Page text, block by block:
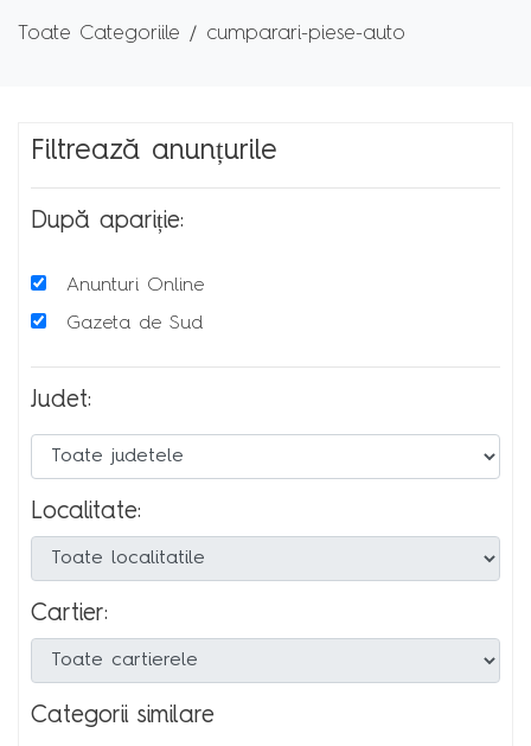
Toate Categoriile cumparari-piese-auto
Filtrează anunțurile
După apariție:
Anunturi Online
Gazeta de Sud
Judet:
Localitate:
Cartier:
Categorii similare